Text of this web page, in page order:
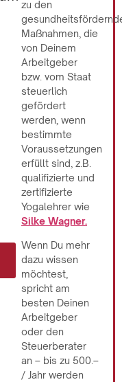
zu den
Maßnahmen, die
von Deinem
Arbeitgeber
bzw. vom Staat
steuerlich
gefördert
werden, wenn
bestimmte
Voraussetzungen
erfüllt sind, z.B.
qualifizierte und
zertifizierte
Yogalehrer wie
Silke Wagner.
Wenn Du mehr
dazu wissen
möchtest,
spricht am
besten Deinen
Arbeitgeber
oder den
Steuerberater
an – bis zu 500.–
/ Jahr werden